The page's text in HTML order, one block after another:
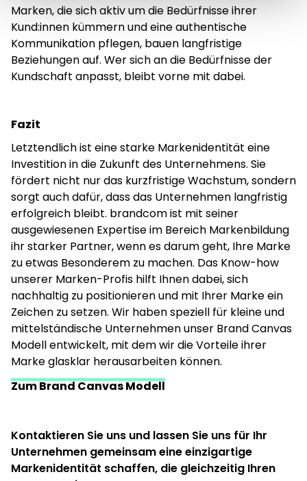
Marken, die sich aktiv um die Bedürfnisse ihrer
Kund:innen kümmern und eine authentische
Kommunikation pflegen, bauen langfristige
Beziehungen auf. Wer sich an die Bedürfnisse der
Kundschaft anpasst, bleibt vorne mit dabei.
Fazit
Letztendlich ist eine starke Markenidentität eine
Investition in die Zukunft des Unternehmens. Sie
fördert nicht nur das kurzfristige Wachstum, sondern
sorgt auch dafür, dass das Unternehmen langfristig
erfolgreich bleibt. brandcom ist mit seiner
ausgewiesenen Expertise im Bereich Markenbildung
ihr starker Partner, wenn es darum geht, Ihre Marke
zu etwas Besonderem zu machen. Das Know-how
unserer Marken-Profis hilft Ihnen dabei, sich
nachhaltig zu positionieren und mit Ihrer Marke ein
Zeichen zu setzen. Wir haben speziell für kleine und
mittelständische Unternehmen unser Brand Canvas
Modell entwickelt, mit dem wir die Vorteile ihrer
Marke glasklar herausarbeiten können.
Zum Brand Canvas Modell
Kontaktieren Sie uns und lassen Sie uns für Ihr
Unternehmen gemeinsam eine einzigartige
Markenidentität schaffen, die gleichzeitig Ihren